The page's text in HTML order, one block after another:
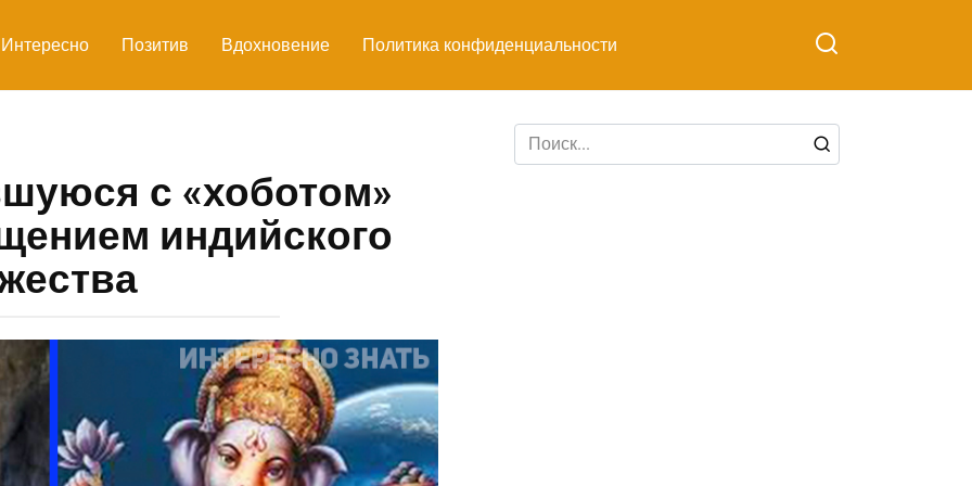
Интересно Позитив Вдохновение Политика конфиденциальности
с «хоботом»
индийского
Search
for: